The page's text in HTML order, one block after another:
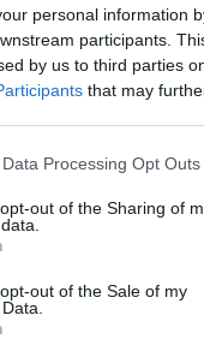
personal information
participants.
by us to third parties
that may
this website/app uses
visit or usage
to Google and its
for below specified
Processing Opt Outs
out of the Sharing of
out of the Sale of my
site προστατεύεται από
&